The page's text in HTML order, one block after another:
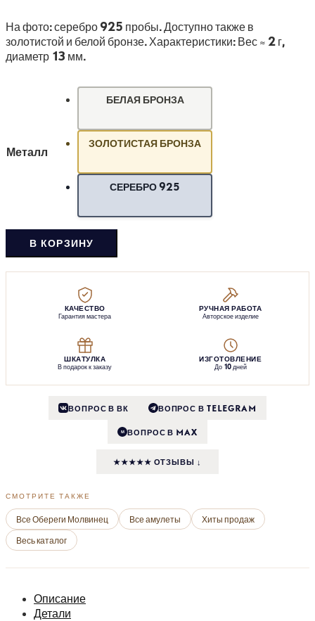
На фото: серебро 925 пробы. Доступно также в
золотистой и белой бронзе. Характеристики: Вес ≈ 2 г,
диаметр 13 мм.
Металл
БЕЛАЯ БРОНЗА
ЗОЛОТИСТАЯ БРОНЗА
СЕРЕБРО 925
В КОРЗИНУ
КАЧЕСТВО
Гарантия мастера
РУЧНАЯ РАБОТА
Авторское изделие
ШКАТУЛКА
В подарок к заказу
ИЗГОТОВЛЕНИЕ
До 10 дней
ВОПРОС В ВК ВОПРОС В TELEGRAM
M ВОПРОС В MAX
★★★★★ ОТЗЫВЫ ↓
СМОТРИТЕ ТАКЖЕ
Все Обереги Молвинец Все амулеты
Хиты продаж
Весь каталог
Описание
Детали